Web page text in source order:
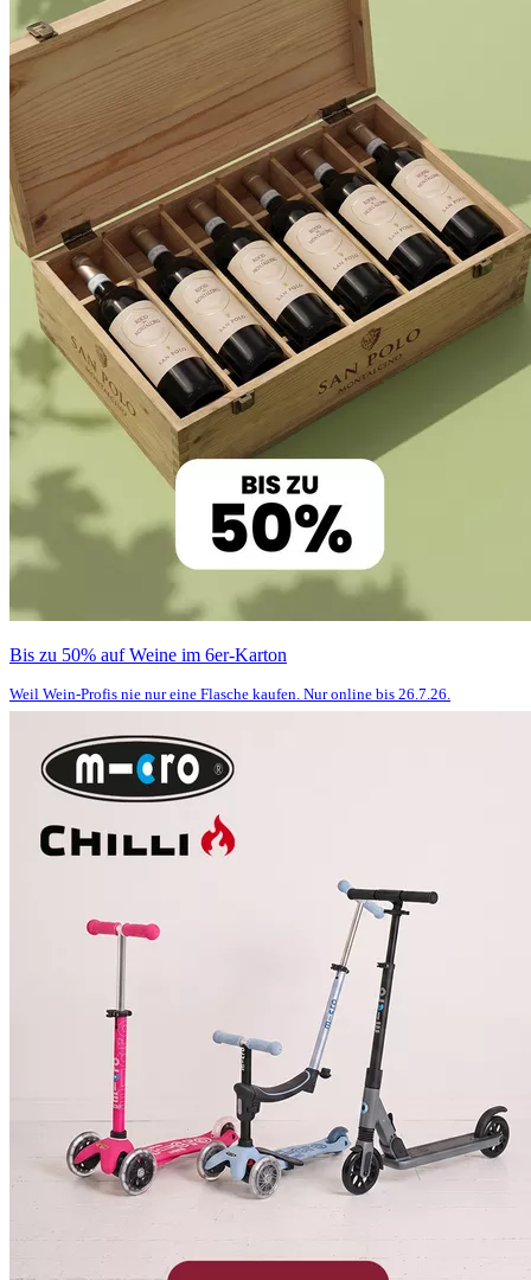
Bis zu 50% auf Weine im 6er-Karton
Weil Wein-Profis nie nur eine Flasche kaufen. Nur online bis 26.7.26.